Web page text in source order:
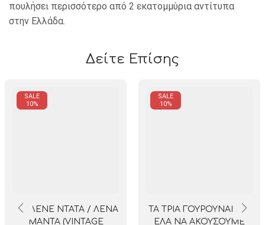
πουλήσει περισσότερο από 2 εκατομμύρια αντίτυπα
στην Ελλάδα.
Δείτε Επίσης
SALE
10%
ΜΕ ΛΕΝΕ ΝΤΑΤΑ / ΛΕΝΑ
ΜΑΝΤΑ (VINTAGE
SALE
10%
ΤΑ ΤΡΙΑ ΓΟΥΡΟΥΝΑΚΙΑ –
ΕΛΑ ΝΑ ΑΚΟΥΣΟΥΜΕ